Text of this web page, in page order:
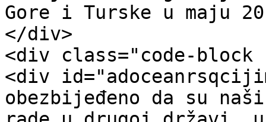
Gore i Turske u maju
</div>
<div class="code-block
<div
obezbijeđeno da su